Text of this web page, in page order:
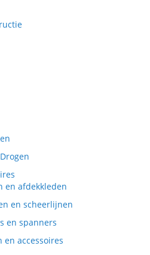
en afdekkleden
en scheerlijnen
en spanners
en accessoires